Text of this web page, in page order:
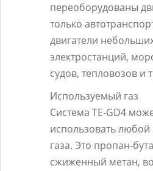
переоборудованы
только
двигатели
электростанций,
судов, тепловозов и
Используемый газ
Система TE-GD4
использовать
газа. Это пропан-
сжиженный метан,